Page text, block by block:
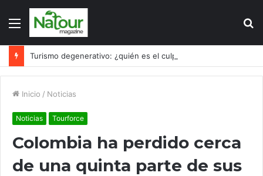
Menú
Inicio / Noticias
Noticias Tourforce
Colombia ha perdido cerca
de una quinta parte de sus